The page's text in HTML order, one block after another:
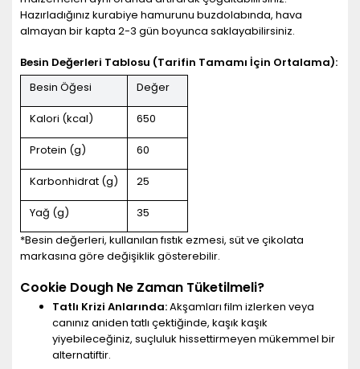
Hazırladığınız kurabiye hamurunu buzdolabında, hava
almayan bir kapta 2-3 gün boyunca saklayabilirsiniz.
Besin Değerleri Tablosu (Tarifin Tamamı İçin Ortalama):
Besin Öğesi
Değer
Kalori (kcal) 650
Protein (g) 60
Karbonhidrat (g) 25
Yağ (g)
35
*Besin değerleri, kullanılan fıstık ezmesi, süt ve çikolata
markasına göre değişiklik gösterebilir.
Cookie Dough Ne Zaman Tüketilmeli?
Tatlı Krizi Anlarında:Akşamları film izlerken veya
canınız aniden tatlı çektiğinde, kaşık kaşık
yiyebileceğiniz, suçluluk hissettirmeyen mükemmel bir
alternatiftir.